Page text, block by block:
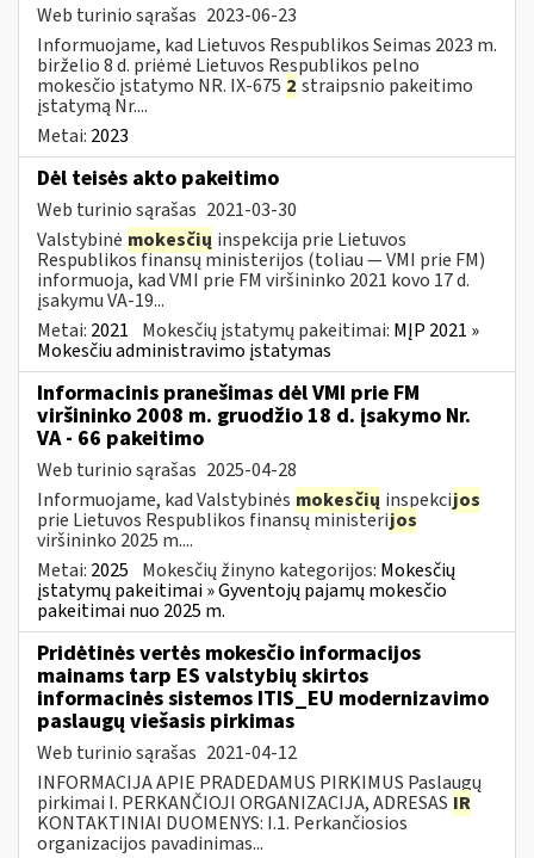
Web turinio sąrašas 2023-06-23
Informuojame, kad Lietuvos Respublikos Seimas 2023 m.
birželio 8 d. priėmė Lietuvos Respublikos pelno
mokesčio įstatymo NR. IX-675 2 straipsnio pakeitimo
įstatymą Nr....
Metai: 2023
Dėl teisės akto pakeitimo
Web turinio sąrašas 2021-03-30
Valstybinė mokesčių inspekcija prie Lietuvos
Respublikos finansų ministerijos (toliau ― VMI prie FM)
informuoja, kad VMI prie FM viršininko 2021 kovo 17 d.
įsakymu VA-19...
Metai: 2021 Mokesčių įstatymų pakeitimai: MĮP 2021 »
Mokesčiu administravimo įstatymas
Informacinis pranešimas dėl VMI prie FM
viršininko 2008 m. gruodžio 18 d. įsakymo Nr.
VA - 66 pakeitimo
Web turinio sąrašas 2025-04-28
Informuojame, kad Valstybinės mokesčių inspekcijos
prie Lietuvos Respublikos finansų ministerijos
viršininko 2025 m....
Metai: 2025 Mokesčių žinyno kategorijos: Mokesčių
įstatymų pakeitimai » Gyventojų pajamų mokesčio
pakeitimai nuo 2025 m.
Pridėtinės vertės mokesčio informacijos
mainams tarp ES valstybių skirtos
informacinės sistemos ITIS_EU modernizavimo
paslaugų viešasis pirkimas
Web turinio sąrašas 2021-04-12
INFORMACIJA APIE PRADEDAMUS PIRKIMUS Paslaugų
pirkimai I. PERKANČIOJI ORGANIZACIJA, ADRESAS IR
KONTAKTINIAI DUOMENYS: I.1. Perkančiosios
organizacijos pavadinimas...